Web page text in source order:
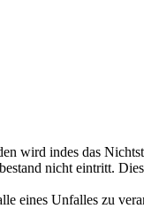
wird indes das
nicht eintritt.
eines Unfalles zu